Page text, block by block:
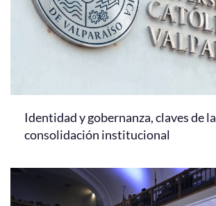
Identidad y gobernanza, claves de la
consolidación institucional